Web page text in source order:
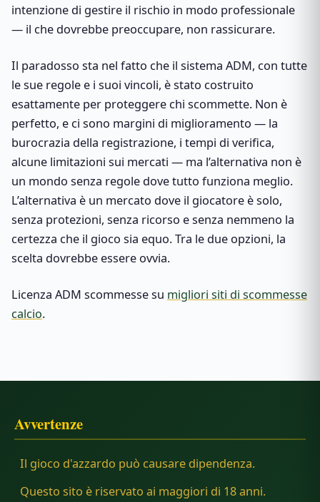
intenzione di gestire il rischio in modo professionale
— il che dovrebbe preoccupare, non rassicurare.
Il paradosso sta nel fatto che il sistema ADM, con tutte
le sue regole e i suoi vincoli, è stato costruito
esattamente per proteggere chi scommette. Non è
perfetto, e ci sono margini di miglioramento — la
burocrazia della registrazione, i tempi di verifica,
alcune limitazioni sui mercati — ma l’alternativa non è
un mondo senza regole dove tutto funziona meglio.
L’alternativa è un mercato dove il giocatore è solo,
senza protezioni, senza ricorso e senza nemmeno la
certezza che il gioco sia equo. Tra le due opzioni, la
scelta dovrebbe essere ovvia.
Licenza ADM scommesse su migliori siti di scommesse
calcio.
Avvertenze
Il gioco d'azzardo può causare dipendenza.
Questo sito è riservato ai maggiori di 18 anni.